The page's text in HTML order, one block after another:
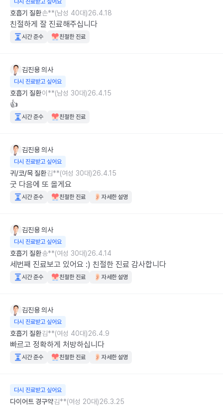
다시 진료받고 싶어요
호흡기 질환손**(남성 40대)26.4.18
친절하게 잘 진료해주십니다
시간 준수 친절한 진료
김진용의사
다시 진료받고 싶어요
호흡기 질환이**(남성 30대)26.4.15
👍
시간 준수 친절한 진료
김진용의사
다시 진료받고 싶어요
귀/코/목 질환김**(여성 30대)26.4.15
굿 다음에 또 올게요
시간 준수 친절한 진료 자세한 설명
김진용의사
다시 진료받고 싶어요
호흡기 질환송**(여성 30대)26.4.14
세번째 진료보고 있어요 :) 친절한 진료 감사합니다
시간 준수 친절한 진료 자세한 설명
김진용의사
다시 진료받고 싶어요
호흡기 질환김**(여성 40대)26.4.9
빠르고 정확하게 처방하십니다
시간 준수 친절한 진료 자세한 설명
다시 진료받고 싶어요
다이어트 경구약김**(여성 20대)26.3.25